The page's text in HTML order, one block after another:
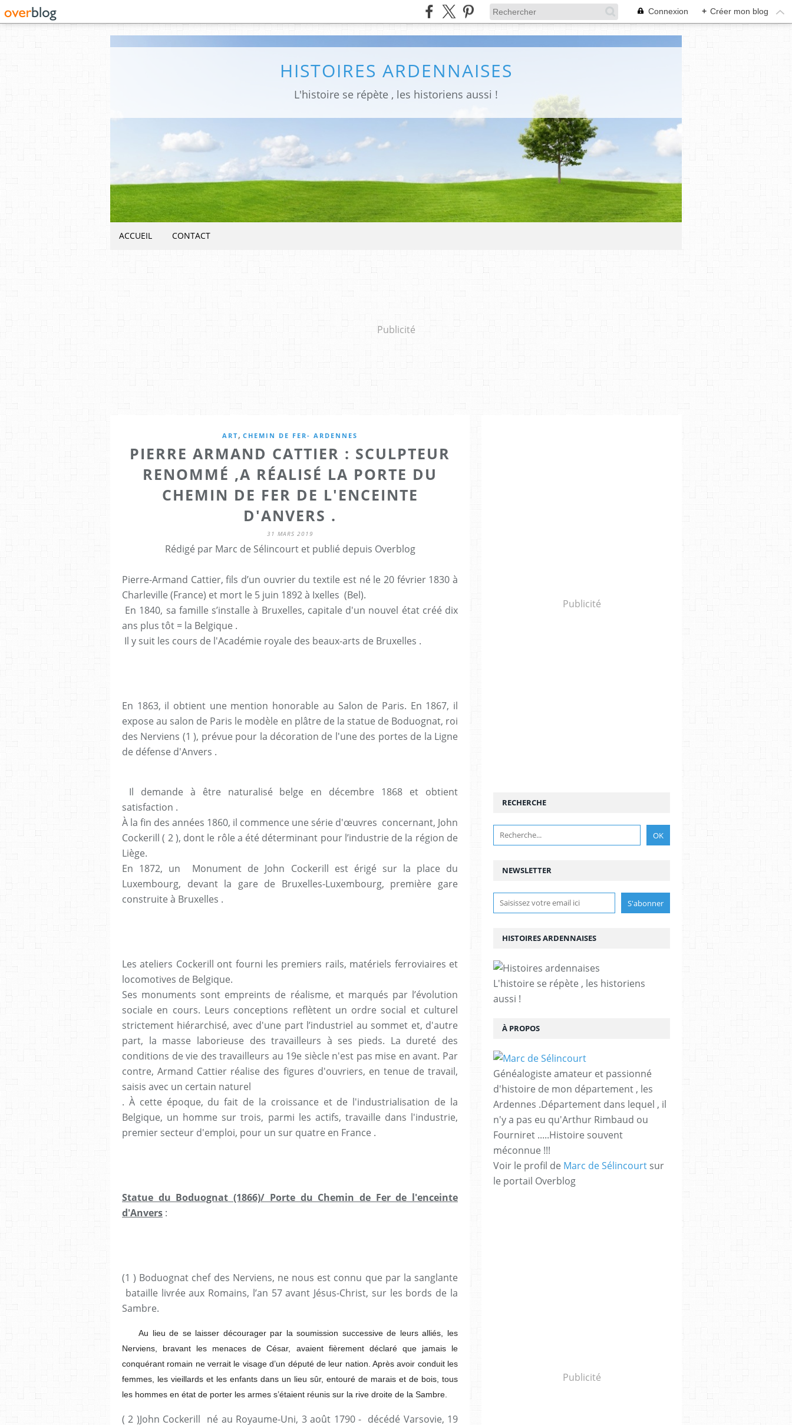
Connexion + Créer mon blog
HISTOIRES ARDENNAISES
L'histoire se répète , les historiens aussi !
ACCUEIL CONTACT
Publicité
ART, CHEMIN DE FER- ARDENNES
PIERRE ARMAND CATTIER : SCULPTEUR
RENOMMÉ ,A RÉALISÉ LA PORTE DU
CHEMIN DE FER DE L'ENCEINTE
D'ANVERS .
31 MARS 2019
Rédigé par Marc de Sélincourt et publié depuis Overblog
Pierre-Armand Cattier, fils d’un ouvrier du textile est né le 20 février 1830 à
Charleville (France) et mort le 5 juin 1892 à Ixelles (Bel).
En 1840, sa famille s’installe à Bruxelles, capitale d'un nouvel état créé dix
ans plus tôt = la Belgique .
Il y suit les cours de l'Académie royale des beaux-arts de Bruxelles .
En 1863, il obtient une mention honorable au Salon de Paris. En 1867, il
expose au salon de Paris le modèle en plâtre de la statue de Boduognat, roi
des Nerviens (1 ), prévue pour la décoration de l'une des portes de la Ligne
de défense d'Anvers .
Il demande à être naturalisé belge en décembre 1868 et obtient
satisfaction .
À la fin des années 1860, il commence une série d'œuvres concernant, John
Cockerill ( 2 ), dont le rôle a été déterminant pour l’industrie de la région de
Liège.
En 1872, un Monument de John Cockerill est érigé sur la place du
Luxembourg, devant la gare de Bruxelles-Luxembourg, première gare
construite à Bruxelles .
Les ateliers Cockerill ont fourni les premiers rails, matériels ferroviaires et
locomotives de Belgique.
Ses monuments sont empreints de réalisme, et marqués par l’évolution
sociale en cours. Leurs conceptions reflètent un ordre social et culturel
strictement hiérarchisé, avec d'une part l’industriel au sommet et, d'autre
part, la masse laborieuse des travailleurs à ses pieds. La dureté des
conditions de vie des travailleurs au 19e siècle n'est pas mise en avant. Par
contre, Armand Cattier réalise des figures d'ouvriers, en tenue de travail,
saisis avec un certain naturel
. À cette époque, du fait de la croissance et de l'industrialisation de la
Belgique, un homme sur trois, parmi les actifs, travaille dans l'industrie,
premier secteur d'emploi, pour un sur quatre en France .
Statue du Boduognat (1866)/ Porte du Chemin de Fer de l'enceinte
d'Anvers :
(1 ) Boduognat chef des Nerviens, ne nous est connu que par la sanglante
bataille livrée aux Romains, l’an 57 avant Jésus-Christ, sur les bords de la
Sambre.
Au lieu de se laisser décourager par la soumission successive de leurs alliés, les
Nerviens, bravant les menaces de César, avaient fièrement déclaré que jamais le
conquérant romain ne verrait le visage d’un député de leur nation. Après avoir conduit les
femmes, les vieillards et les enfants dans un lieu sûr, entouré de marais et de bois, tous
les hommes en état de porter les armes s’étaient réunis sur la rive droite de la Sambre.
( 2 )John Cockerill né au Royaume-Uni, 3 août 1790 - décédé Varsovie, 19
Publicité
NEWSLETTER
RECHERCHE
HISTOIRES ARDENNAISES
L'histoire se répète , les historiens
aussi !
À PROPOS
Généalogiste amateur et passionné
d'histoire de mon département , les
Ardennes .Département dans lequel , il
n'y a pas eu qu'Arthur Rimbaud ou
Fourniret .....Histoire souvent
méconnue !!!
Voir le profil de Marc de Sélincourt sur
le portail Overblog
Publicité